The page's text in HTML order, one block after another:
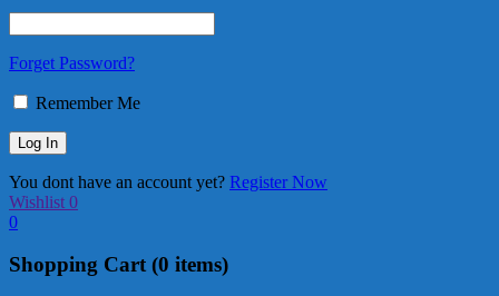
Forget Password?
Remember Me
You dont have an account yet? Register Now
Wishlist 0
0
Shopping Cart(0 items)